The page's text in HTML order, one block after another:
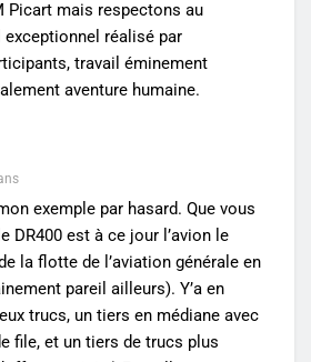
Picart mais respectons au
réalisé par
travail éminement
aventure humaine.
exemple par hasard. Que vous
DR400 est à ce jour l’avion le
la flotte de l’aviation générale en
pareil ailleurs). Y’a en
trucs, un tiers en médiane avec
file, et un tiers de trucs plus